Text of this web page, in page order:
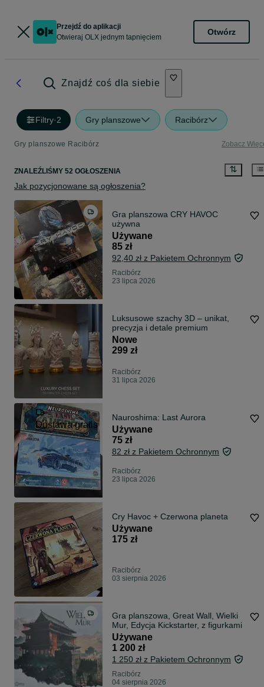
Przejdź do aplikacji
Otwieraj OLX jednym tapnięciem
Otwórz
Znajdź coś dla siebie
Filtry·2 Gry planszowe Racibórz
Gry planszowe Racibórz Zobacz
ZNALEŹLIŚMY 52 OGŁOSZENIA
Jak pozycjonowane są ogłoszenia?
Gra planszowa CRY HAVOC
używna
Używane
85 zł
92,40 zł z Pakietem Ochronnym
Racibórz
23 lipca 2026
Luksusowe szachy 3D – unikat,
precyzja i detale premium
Nowe
299 zł
Racibórz
31 lipca 2026
Dostawa gratis
Nauroshima: Last Aurora
Używane
75 zł
82 zł z Pakietem Ochronnym
Racibórz
23 lipca 2026
Cry Havoc + Czerwona planeta
Używane
175 zł
Racibórz
03 sierpnia 2026
Gra planszowa, Great Wall, Wielki
Mur, Edycja Kickstarter, z figurkami
Używane
1 200 zł
1 250 zł z Pakietem Ochronnym
Racibórz
04 sierpnia 2026